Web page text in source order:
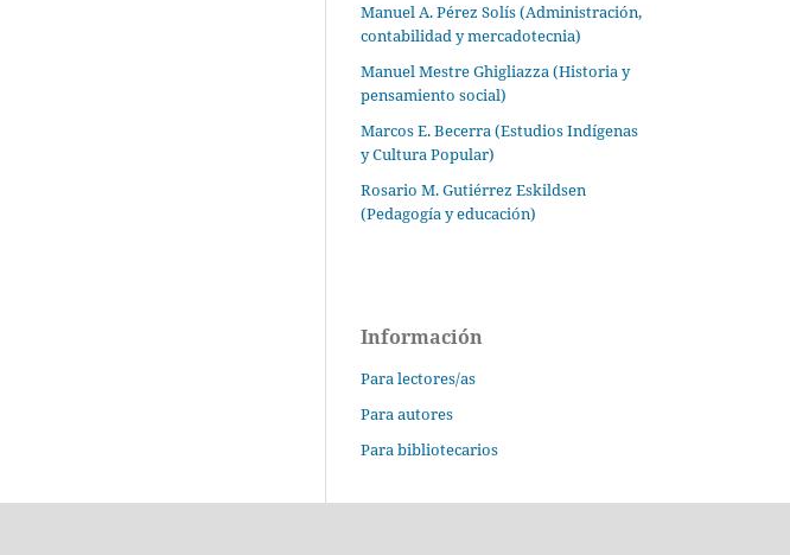
Manuel A. Pérez Solís (Administración,
contabilidad y mercadotecnia)
Manuel Mestre Ghigliazza (Historia y
pensamiento social)
Marcos E. Becerra (Estudios Indígenas
y Cultura Popular)
Rosario M. Gutiérrez Eskildsen
(Pedagogía y educación)
Información
Para lectores/as
Para autores
Para bibliotecarios